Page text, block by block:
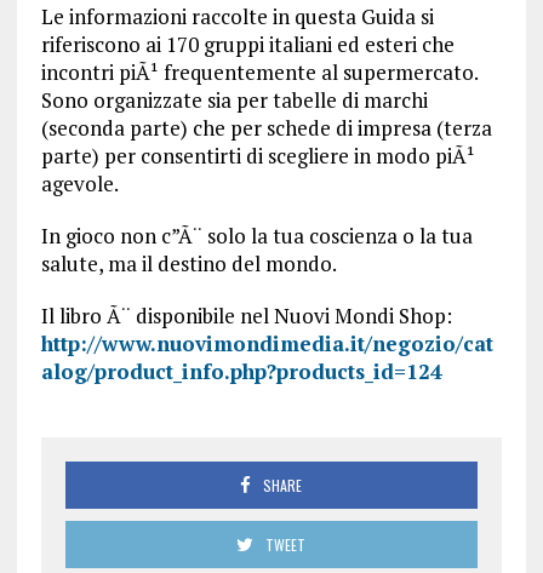
Le informazioni raccolte in questa Guida si
riferiscono ai 170 gruppi italiani ed esteri che
incontri piÃ¹ frequentemente al supermercato.
Sono organizzate sia per tabelle di marchi
(seconda parte) che per schede di impresa (terza
parte) per consentirti di scegliere in modo piÃ¹
agevole.
In gioco non c”Ã¨ solo la tua coscienza o la tua
salute, ma il destino del mondo.
Il libro Ã¨ disponibile nel Nuovi Mondi Shop:
http://www.nuovimondimedia.it/negozio/cat
alog/product_info.php?products_id=124
SHARE
TWEET